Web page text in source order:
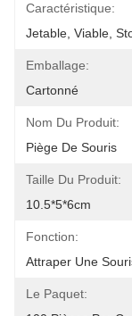
Caractéristique:
Jetable, Viable,
Emballage:
Cartonné
Nom Du Produit:
Piège De Souris
Taille Du Produit:
10.5*5*6cm
Fonction:
Attraper Une
Le Paquet: